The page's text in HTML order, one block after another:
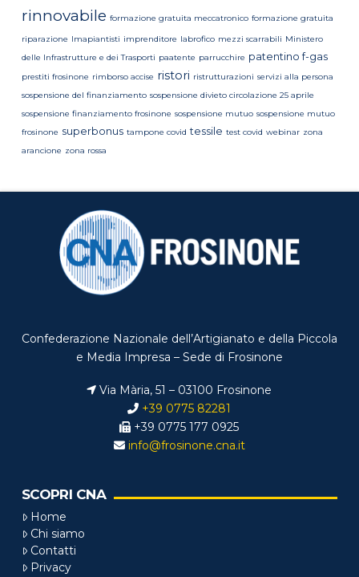
rinnovabile formazione gratuita meccatronico formazione gratuita
riparazione Imapiantisti imprenditore labrofico mezzi scarrabili Ministero
delle Infrastrutture e dei Trasporti paatente parrucchire patentino f-gas
prestiti frosinone rimborso accise ristori ristrutturazioni servizi alla persona
sospensione del finanziamento sospensione divieto circolazione 25 aprile
sospensione finanziamento frosinone sospensione mutuo sospensione mutuo
frosinone superbonus tampone covid tessile test covid webinar zona
arancione zona rossa
Confederazione Nazionale dell’Artigianato e della Piccola
e Media Impresa – Sede di Frosinone
Via Mària, 51 – 03100 Frosinone
+39 0775 82281
+39 0775 177 0925
info@frosinone.cna.it
SCOPRI CNA
Home
Chi siamo
Contatti
Privacy